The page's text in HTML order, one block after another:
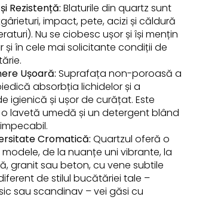
Rezistență: Blaturile din quartz sunt
impact, pete, acizi și căldură
Nu se ciobesc ușor și își mențin
în cele mai solicitante condiții de
Ușoară: Suprafața non-poroasă a
absorbția lichidelor și a
igienică și ușor de curățat. Este
lavetă umedă și un detergent blând
Cromatică: Quartzul oferă o
de la nuanțe uni vibrante, la
granit sau beton, cu vene subtile
de stilul bucătăriei tale –
sau scandinav – vei găsi cu